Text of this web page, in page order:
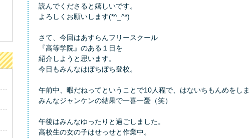
読んでくださると嬉しいです。
よろしくお願いします(*^_^*)
さて、今回はあすらんフリースクール
『高等学院』のある１日を
紹介しようと思います。
今日もみんなはぼちぼち登校。
午前中、暇だねってということで10人程で、はないちもんめをし
みんなジャンケンの結果で一喜一憂（笑）
午後はみんなゆったりと過ごしました。
高校生の女の子はせっせと作業中。